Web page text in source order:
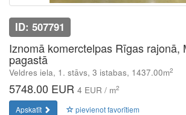
ID: 507791
Iznomā komerctelpas Rīgas rajonā,
pagastā
Veldres iela, 1. stāvs, 3 istabas, 1437.00m2
5748.00 EUR 4 EUR / m2
Apskatīt pievienot favorītiem